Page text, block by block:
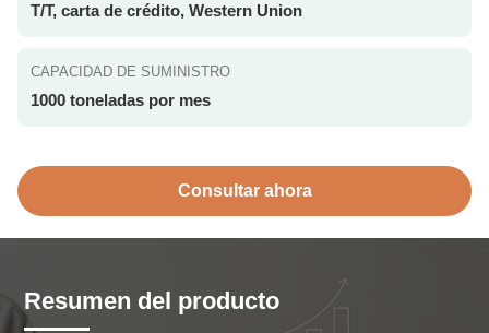
T/T, carta de crédito, Western Union
CAPACIDAD DE SUMINISTRO
1000 toneladas por mes
Consultar ahora
Resumen del producto